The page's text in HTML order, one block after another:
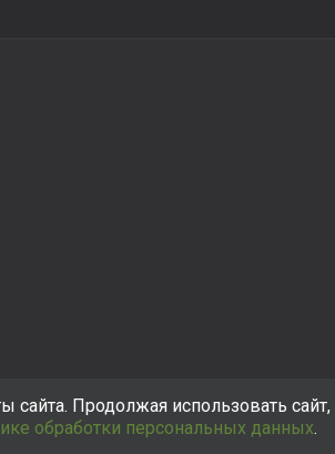
Продолжая использовать
обработки персональных данных.